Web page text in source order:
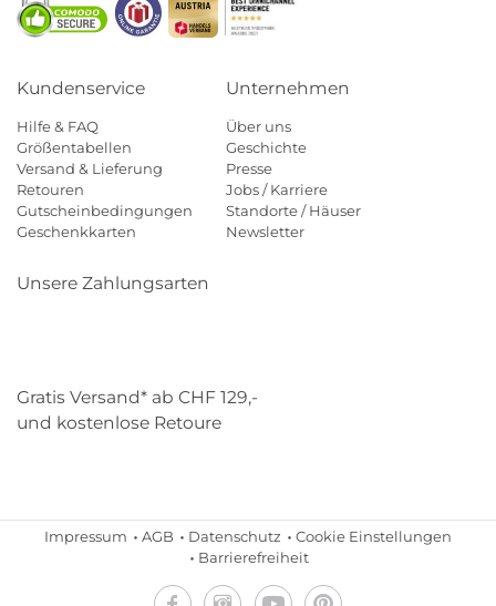
Kundenservice
Hilfe & FAQ
Größentabellen
Versand & Lieferung
Retouren
Gutscheinbedingungen
Geschenkkarten
Unternehmen
Über uns
Geschichte
Presse
Jobs / Karriere
Standorte / Häuser
Newsletter
Unsere Zahlungsarten
Gratis Versand* ab CHF 129,-
und kostenlose Retoure
Impressum AGB Datenschutz
Cookie Einstellungen
Barrierefreiheit